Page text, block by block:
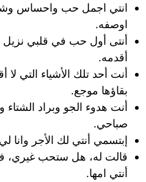
انتي اجمل حب واحساس
اوصفه.
أنتى أول حب في قلبي
أقدمه.
أنت أحد تلك الأشياء التي
بقاؤها موجع.
أنت هدوء الجو وبراد
صباحي.
إبتسمي أنتي لك الأجر وانا
قالت له، هل ستحب غيري، ف
أنتي امها.